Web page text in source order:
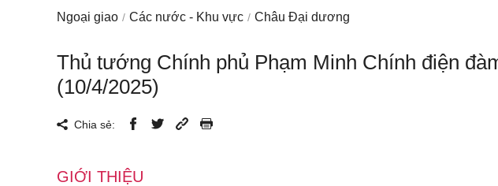
Ngoại giao Các nước - Khu vực Châu Đại dương
Thủ tướng Chính phủ Phạm Minh Chính điện
(10/4/2025)
Chia sẻ:
GIỚI THIỆU